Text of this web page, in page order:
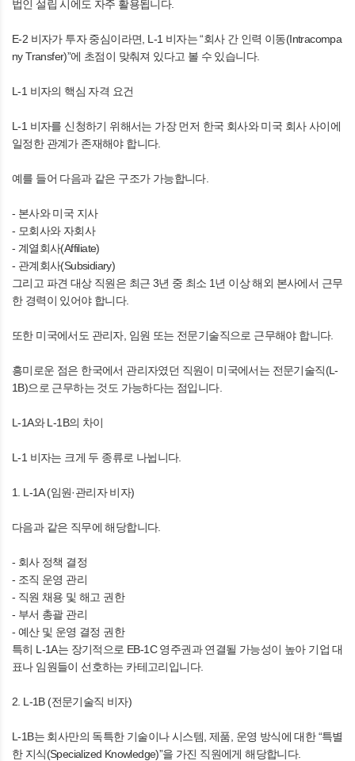
법인 설립 시에도 자주 활용됩니다.
E-2 비자가 투자 중심이라면, L-1 비자는 “회사 간 인력 이동(Intracompa
ny Transfer)”에 초점이 맞춰져 있다고 볼 수 있습니다.
L-1 비자의 핵심 자격 요건
L-1 비자를 신청하기 위해서는 가장 먼저 한국 회사와 미국 회사 사이에
일정한 관계가 존재해야 합니다.
예를 들어 다음과 같은 구조가 가능합니다.
- 본사와 미국 지사
- 모회사와 자회사
- 계열회사(Affiliate)
- 관계회사(Subsidiary)
그리고 파견 대상 직원은 최근 3년 중 최소 1년 이상 해외 본사에서 근무
한 경력이 있어야 합니다.
또한 미국에서도 관리자, 임원 또는 전문기술직으로 근무해야 합니다.
흥미로운 점은 한국에서 관리자였던 직원이 미국에서는 전문기술직(L-
1B)으로 근무하는 것도 가능하다는 점입니다.
L-1A와 L-1B의 차이
L-1 비자는 크게 두 종류로 나뉩니다.
1. L-1A (임원·관리자 비자)
다음과 같은 직무에 해당합니다.
- 회사 정책 결정
- 조직 운영 관리
- 직원 채용 및 해고 권한
- 부서 총괄 관리
- 예산 및 운영 결정 권한
특히 L-1A는 장기적으로 EB-1C 영주권과 연결될 가능성이 높아 기업 대
표나 임원들이 선호하는 카테고리입니다.
2. L-1B (전문기술직 비자)
L-1B는 회사만의 독특한 기술이나 시스템, 제품, 운영 방식에 대한 “특별
한 지식(Specialized Knowledge)”을 가진 직원에게 해당합니다.